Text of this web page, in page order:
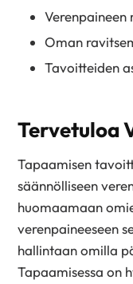
Oman
Tavoitteiden
Tervetuloa
Tapaamisen
säännölliseen
huomaamaan
verenpaineeseen
hallintaan omilla
Tapaamisessa on